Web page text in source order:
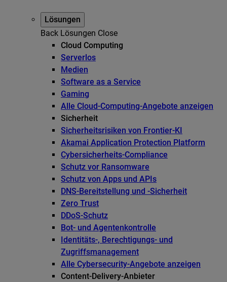
Lösungen
Back Lösungen Close
Cloud Computing
Serverlos
Medien
Software as a Service
Gaming
Alle Cloud-Computing-Angebote anzeigen
Sicherheit
Sicherheitsrisiken von Frontier-KI
Akamai Application Protection Platform
Cybersicherheits-Compliance
Schutz vor Ransomware
Schutz von Apps und APIs
DNS-Bereitstellung und -Sicherheit
Zero Trust
DDoS-Schutz
Bot- und Agentenkontrolle
Identitäts-, Berechtigungs- und
Zugriffsmanagement
Alle Cybersecurity-Angebote anzeigen
Content-Delivery-Anbieter